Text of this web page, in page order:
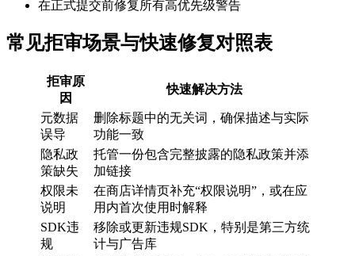
在正式提交前修复所有高优先级警告
常见拒审场景与快速修复对照表
拒审原
因
快速解决方法
元数据
误导
删除标题中的无关词，确保描述与实际
功能一致
隐私政
策缺失
托管一份包含完整披露的隐私政策并添
加链接
权限未
说明
在商店详情页补充“权限说明”，或在应
用内首次使用时解释
SDK违
规
移除或更新违规SDK，特别是第三方统
计与广告库